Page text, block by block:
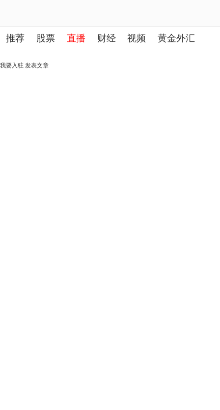
推荐 股票 直播 财经 视频 黄金外汇
理财 行业
我要入驻 发表文章